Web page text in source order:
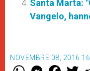
Santa Marta:
Vangelo,
NOVEMBRE 08, 2016
W M F